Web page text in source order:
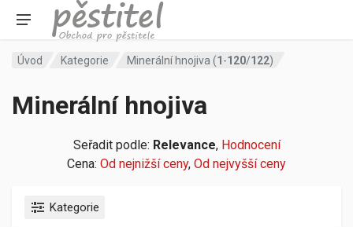
Úvod Kategorie Minerální hnojiva (1-120/122)
Minerální hnojiva
Seřadit podle: Relevance, Hodnocení
Cena: Od nejnižší ceny, Od nejvyšší ceny
Kategorie